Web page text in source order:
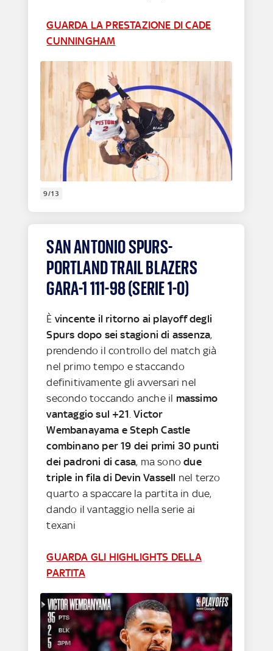
GUARDA LA PRESTAZIONE DI CADE
CUNNINGHAM
9/13
SAN ANTONIO SPURS-
PORTLAND TRAIL BLAZERS
GARA-1 111-98 (SERIE 1-0)
È vincente il ritorno ai playoff degli
Spurs dopo sei stagioni di assenza,
prendendo il controllo del match già
nel primo tempo e staccando
definitivamente gli avversari nel
secondo toccando anche il massimo
vantaggio sul +21.Victor
Wembanayama e Steph Castle
combinano per 19 dei primi 30 punti
dei padroni di casa, ma sonodue
triple in fila di Devin Vassell nel terzo
quarto a spaccare la partita in due,
dando il vantaggio nella serie ai
texani
GUARDA GLI HIGHLIGHTS DELLA
PARTITA